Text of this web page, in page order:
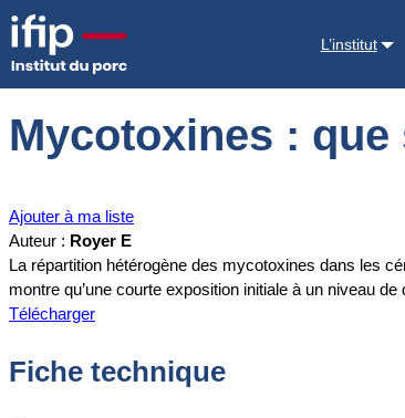
L’institut
Accueil Documentations
Mycotoxines :
Ajouter à ma liste
Auteur : Royer E
La répartition hétérogène des mycotoxines dans les
montre qu’une courte exposition initiale à un niveau
Télécharger
Fiche technique